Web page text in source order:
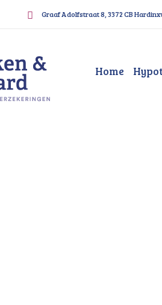
Graaf Adolfstraat 8, 3372 CB
Home